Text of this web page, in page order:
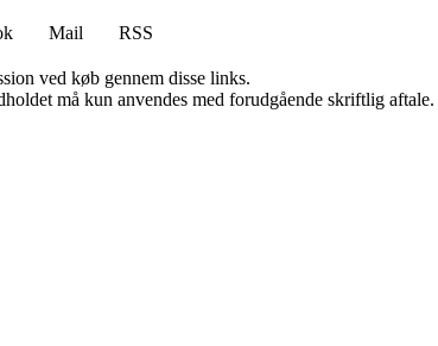
Mail
RSS
ved køb gennem disse links.
må kun anvendes med forudgående skriftlig aftale.